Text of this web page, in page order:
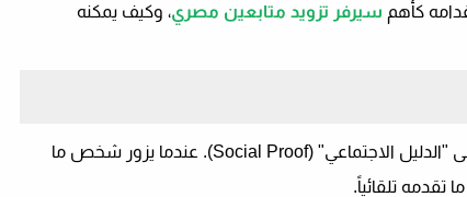
كأهم سيرفر تزويد متابعين مصري، وكيف يمكنه
الاجتماعي" (Social Proof). عندما يزور شخص ما
تلقائياً.